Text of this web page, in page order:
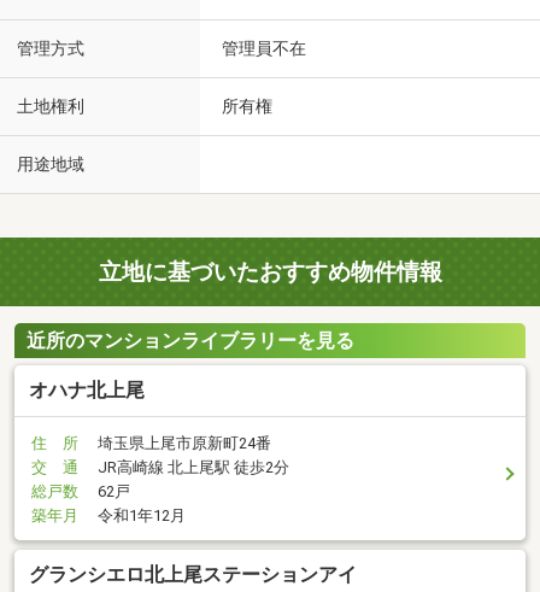
管理方式 管理員不在
土地権利 所有権
用途地域
立地に基づいたおすすめ物件情報
近所のマンションライブラリーを見る
オハナ北上尾
住 所
埼玉県上尾市原新町24番
交 通
JR高崎線 北上尾駅 徒歩2分
総戸数
62戸
築年月
令和1年12月
グランシエロ北上尾ステーションアイ